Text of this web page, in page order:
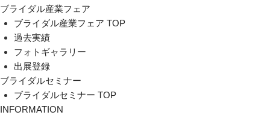
ブライダル産業フェア
ブライダル産業フェア TOP
過去実績
フォトギャラリー
出展登録
ブライダルセミナー
ブライダルセミナー TOP
INFORMATION